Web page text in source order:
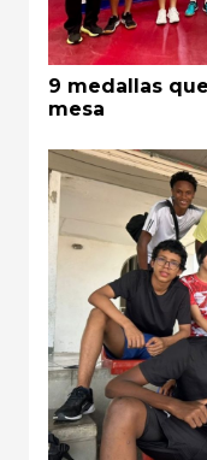
9 medallas
mesa